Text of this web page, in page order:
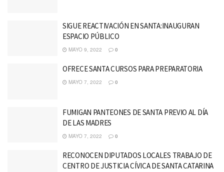
SIGUE REACTIVACIÓN EN SANTA:INAUGURAN
ESPACIO PÚBLICO
MAYO 9, 2022 0
OFRECE SANTA CURSOS PARA PREPARATORIA
MAYO 7, 2022 0
FUMIGAN PANTEONES DE SANTA PREVIO AL DÍA
DE LAS MADRES
MAYO 7, 2022 0
RECONOCEN DIPUTADOS LOCALES TRABAJO DE
CENTRO DE JUSTICIA CÍVICA DE SANTA CATARINA